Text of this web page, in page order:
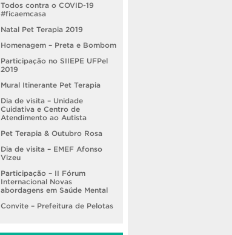
Todos contra o COVID-19
#ficaemcasa
Natal Pet Terapia 2019
Homenagem – Preta e Bombom
Participação no SIIEPE UFPel
2019
Mural Itinerante Pet Terapia
Dia de visita – Unidade
Cuidativa e Centro de
Atendimento ao Autista
Pet Terapia & Outubro Rosa
Dia de visita – EMEF Afonso
Vizeu
Participação – II Fórum
Internacional Novas
abordagens em Saúde Mental
Convite – Prefeitura de Pelotas